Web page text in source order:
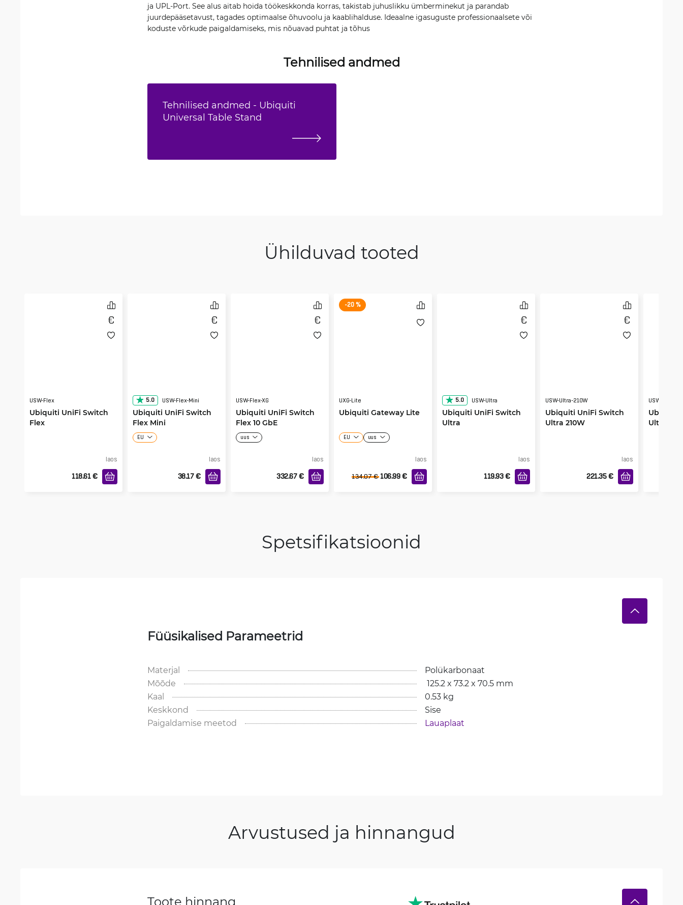
ja UPL-Port. See alus aitab hoida töökeskkonda korras, takistab juhuslikku ümberminekut ja parandab
juurdepääsetavust, tagades optimaalse õhuvoolu ja kaablihalduse. Ideaalne igasuguste professionaalsete või
koduste võrkude paigaldamiseks, mis nõuavad puhtat ja tõhus
Tehnilised andmed
Tehnilised andmed - Ubiquiti
Universal Table Stand
Ühilduvad tooted
USW-Flex
Ubiquiti UniFi Switch
Flex
laos
118.61 €
5.0 USW-Flex-Mini
Ubiquiti UniFi Switch
Flex Mini
EU
laos
38.17 €
USW-Flex-XG
Ubiquiti UniFi Switch
Flex 10 GbE
uus
laos
332.67 €
-20 %
UXG-Lite
Ubiquiti Gateway Lite
EU uus
laos
134.07 € 106.99 €
5.0 USW-Ultra
Ubiquiti UniFi Switch
Ultra
laos
119.93 €
USW-Ultra-210W
Ubiquiti UniFi Switch
Ultra 210W
laos
221.35 €
USW-Ultra-
Ubiquiti
Ultra
Spetsifikatsioonid
Füüsikalised Parameetrid
Materjal
Polükarbonaat
Mõõde
125.2 x 73.2 x 70.5 mm
Kaal
0.53 kg
Keskkond
Sise
Paigaldamise meetod
Lauaplaat
Arvustused ja hinnangud
Toote hinnang